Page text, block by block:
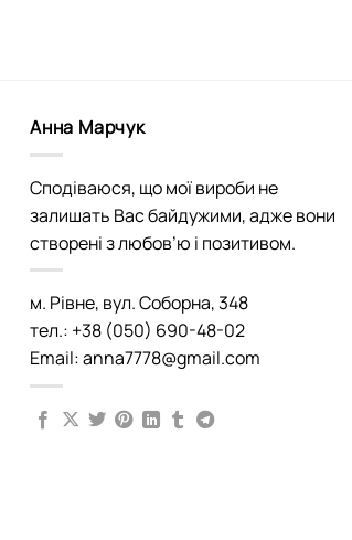
Анна Марчук
Сподіваюся, що мої вироби не
залишать Вас байдужими, адже вони
створені з любов’ю і позитивом.
м. Рівне, вул. Соборна, 348
тел.: +38 (050) 690-48-02
Email: anna7778@gmail.com